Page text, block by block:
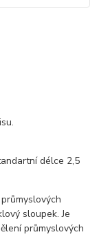
délce 2,5
sloupek. Je
průmyslových